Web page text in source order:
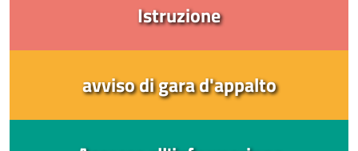
Istruzione
avviso di gara d'appalto